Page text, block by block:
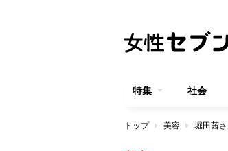
特集 社会
トップ 美容